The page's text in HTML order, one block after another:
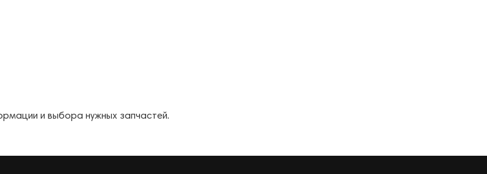
и выбора нужных запчастей.